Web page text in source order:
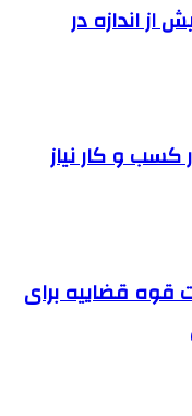
از اندازه در
و کار نیاز
قوه قضاییه برای